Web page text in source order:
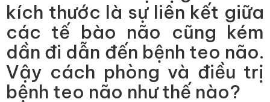
kích thước là sự liên kết giữa
các tế bào não cũng kém
dần đi dẫn đến bệnh teo não.
Vậy cách phòng và điều trị
bệnh teo não như thế nào?